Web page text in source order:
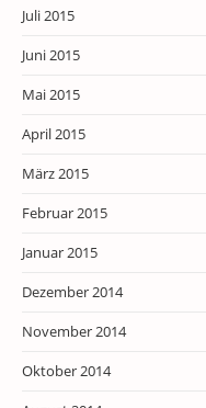
Juli 2015
Juni 2015
Mai 2015
April 2015
März 2015
Februar 2015
Januar 2015
Dezember 2014
November 2014
Oktober 2014